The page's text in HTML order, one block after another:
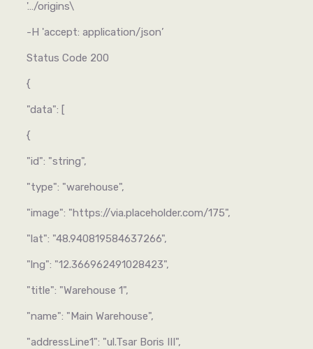
'…/origins\
-H 'accept: application/json’
Status Code 200
{
"data": [
{
"id": "string",
"type": "warehouse",
"image": "https://via.placeholder.com/175",
"lat": "48.940819584637266",
"lng": "12.366962491028423",
"title": "Warehouse 1",
"name": "Main Warehouse",
"addressLine1": "ul.Tsar Boris III",